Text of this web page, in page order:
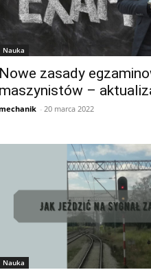
Nauka
Nowe zasady
maszynistów –
- 20 marca 2022
Nauka